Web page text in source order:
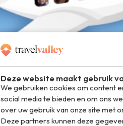
Deze website maakt gebruik
We gebruiken cookies om content
social media te bieden en om ons
over uw gebruik van onze site met
Deze partners kunnen deze